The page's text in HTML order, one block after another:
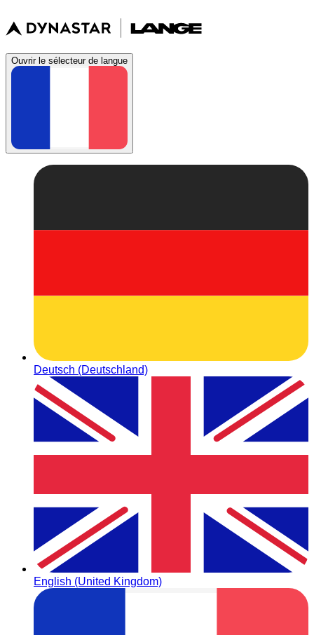
Ouvrir le sélecteur de langue
Deutsch (Deutschland)
English (United Kingdom)